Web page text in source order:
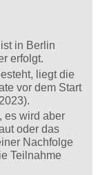
in Berlin
erfolgt.
liegt die
vor dem Start
es wird aber
oder das
Nachfolge
Teilnahme